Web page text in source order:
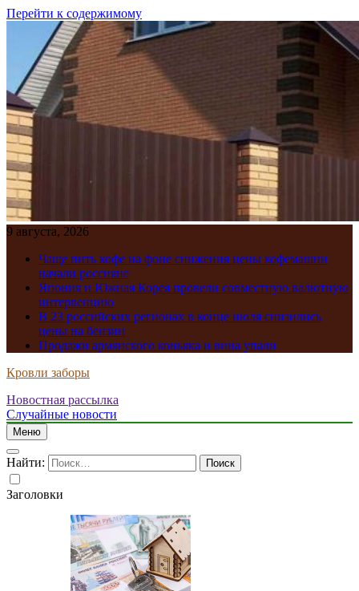
Перейти к содержимому
9 августа, 2026
Чаще пить кофе на фоне снижения цены кофемашин
начали россияне
Япония и Южная Корея провели совместную валютную
интервенцию
В 23 российских регионах в конце июля снизились
цены на бензин
Продажи армянского коньяка и вина упали
Кровли заборы
Новостная рассылка
Случайные новости
Меню
Найти:
Заголовки